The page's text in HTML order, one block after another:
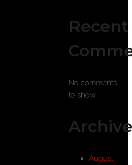
Recent
No comments
to show.
August